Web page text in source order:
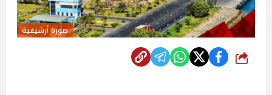
صورة أرشيفية
شارك